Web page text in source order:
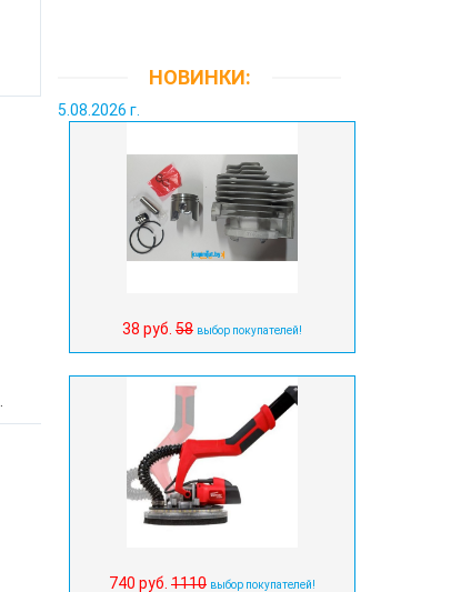
НОВИНКИ:
5.08.2026 г.
38 руб. 58 выбор покупателей!
740 руб. 1110 выбор покупателей!